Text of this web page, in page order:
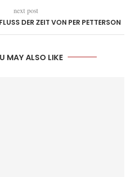
next post
DER ZEIT VON PER PETTERSON
MAY ALSO LIKE